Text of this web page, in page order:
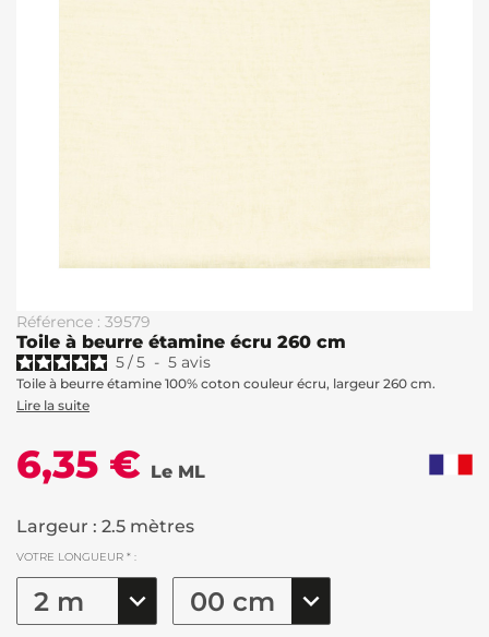
Référence : 39579
Toile à beurre étamine écru 260 cm
5/5 - 5 avis
Toile à beurre étamine 100% coton couleur écru, largeur 260 cm.
Lire la suite
6,35 € Le ML
Largeur : 2.5 mètres
VOTRE LONGUEUR * :